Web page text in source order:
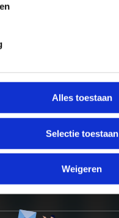
Alles toestaan
Selectie toestaan
Weigeren
in Utrecht